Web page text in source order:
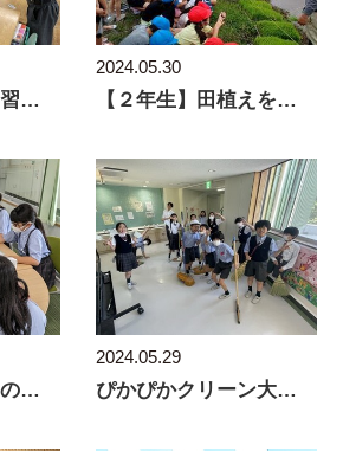
１年生 算数の学習の様子
2024.05.30
【２年生】田植えをしました！
【５年】宿泊学習の計画がスタート！実行委員が計画を
2024.05.29
ぴかぴかクリーン大作戦！